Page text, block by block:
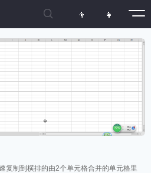
👦 👧

复制到横排的由2个单元格合并的单元格里